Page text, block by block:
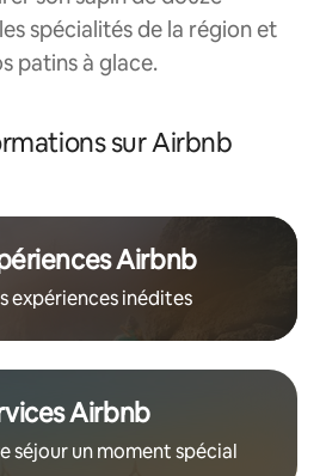
spécialités de la région et
patins à glace.
sur Airbnb
Airbnb
expériences inédites
Airbnb
séjour un moment spécial